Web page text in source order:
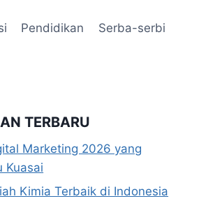
Pendidikan Serba-serbi
TERBARU
Marketing 2026 yang
Kuasai
Kimia Terbaik di Indonesia